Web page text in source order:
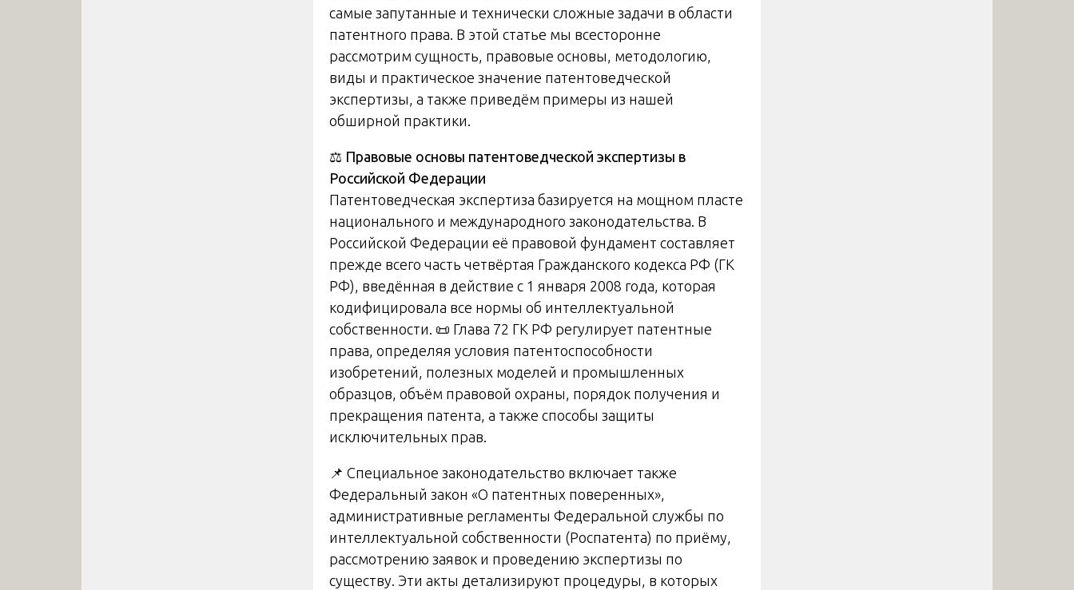
самые запутанные и технически сложные задачи в области
патентного права. В этой статье мы всесторонне
рассмотрим сущность, правовые основы, методологию,
виды и практическое значение патентоведческой
экспертизы, а также приведём примеры из нашей
обширной практики.
⚖️ Правовые основы патентоведческой экспертизы в
Российской Федерации
Патентоведческая экспертиза базируется на мощном пласте
национального и международного законодательства. В
Российской Федерации её правовой фундамент составляет
прежде всего часть четвёртая Гражданского кодекса РФ (ГК
РФ), введённая в действие с 1 января 2008 года, которая
кодифицировала все нормы об интеллектуальной
собственности. 📜 Глава 72 ГК РФ регулирует патентные
права, определяя условия патентоспособности
изобретений, полезных моделей и промышленных
образцов, объём правовой охраны, порядок получения и
прекращения патента, а также способы защиты
исключительных прав.
📌 Специальное законодательство включает также
Федеральный закон «О патентных поверенных»,
административные регламенты Федеральной службы по
интеллектуальной собственности (Роспатента) по приёму,
рассмотрению заявок и проведению экспертизы по
существу. Эти акты детализируют процедуры, в которых